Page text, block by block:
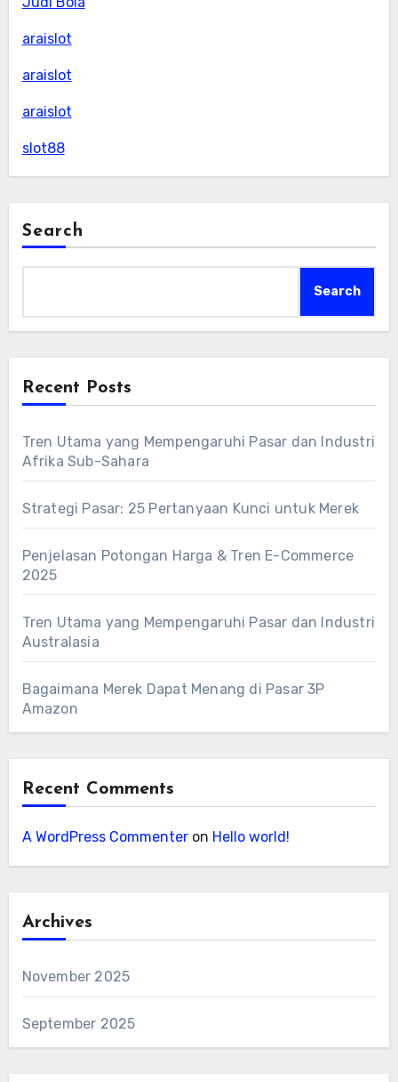
araislot
araislot
araislot
slot88
Search
Search
Recent Posts
Tren Utama yang Mempengaruhi Pasar dan Industri
Afrika Sub-Sahara
Strategi Pasar: 25 Pertanyaan Kunci untuk Merek
Penjelasan Potongan Harga & Tren E-Commerce
2025
Tren Utama yang Mempengaruhi Pasar dan Industri
Australasia
Bagaimana Merek Dapat Menang di Pasar 3P
Amazon
Recent Comments
A WordPress Commenteron Hello world!
Archives
November 2025
September 2025